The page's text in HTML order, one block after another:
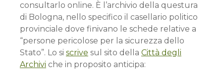
consultarlo online. È l’archivio della questura
di Bologna, nello specifico il casellario politico
provinciale dove finivano le schede relative a
“persone pericolose per la sicurezza dello
Stato”. Lo si scrive sul sito della Città degli
Archivi che in proposito anticipa: